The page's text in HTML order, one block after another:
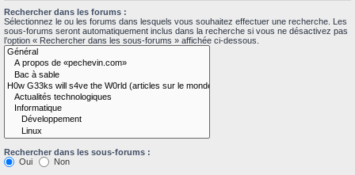
Rechercher dans les forums :
Sélectionnez le ou les forums dans lesquels vous souhaitez effectuer une recherche. Les
sous-forums seront automatiquement inclus dans la recherche si vous ne désactivez pas
l’option « Rechercher dans les sous-forums » affichée ci-dessous.
Rechercher dans les sous-forums :
Oui
Non